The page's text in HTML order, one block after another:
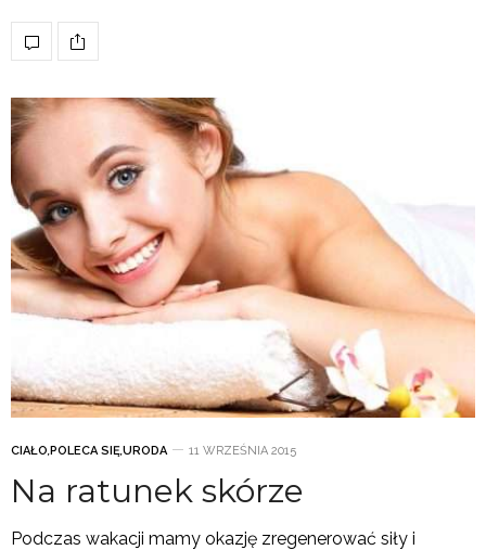
CIAŁO,POLECA SIĘ,URODA 11 WRZEŚNIA 2015
Na ratunek skórze
Podczas wakacji mamy okazję zregenerować siły i